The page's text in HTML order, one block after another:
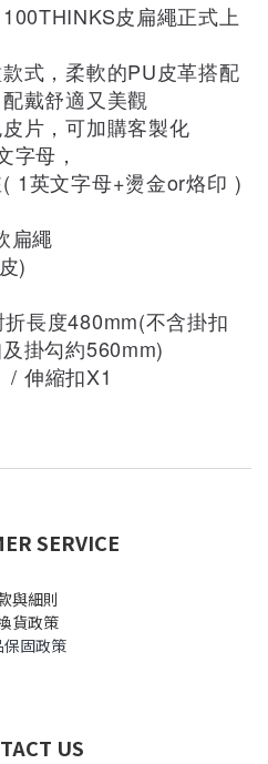
皮扁繩正式上
式，柔軟的PU皮革搭配
戴舒適又美觀
片，可加購客製化
字母，
1英文字母+燙金or烙印 )
扁繩
)
長度480mm(不含掛扣
掛勾約560mm)
/ 伸縮扣X1
SERVICE
與細則
貨政策
保固政策
US